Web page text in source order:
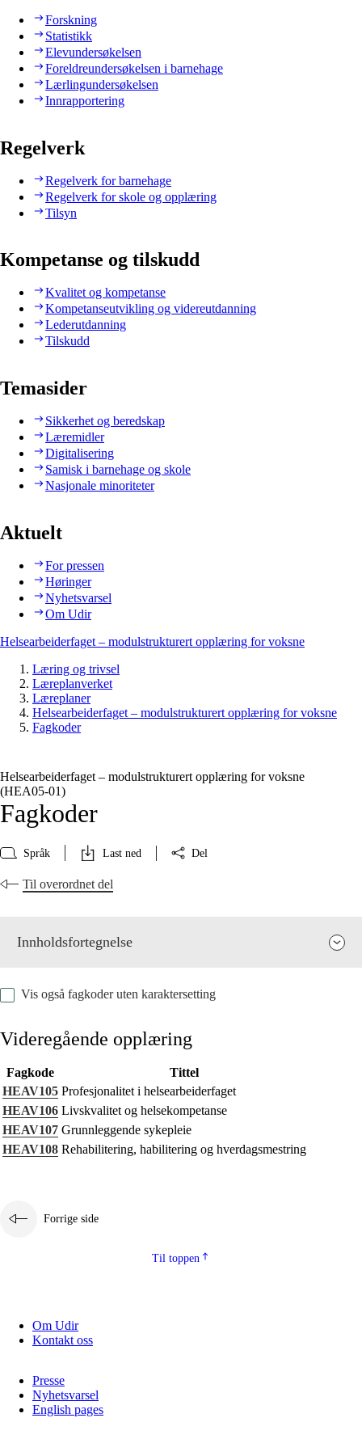
Forskning
Statistikk
Elevundersøkelsen
Foreldreundersøkelsen i barnehage
Lærlingundersøkelsen
Innrapportering
Regelverk
Regelverk for barnehage
Regelverk for skole og opplæring
Tilsyn
Kompetanse og tilskudd
Kvalitet og kompetanse
Kompetanseutvikling og videreutdanning
Lederutdanning
Tilskudd
Temasider
Sikkerhet og beredskap
Læremidler
Digitalisering
Samisk i barnehage og skole
Nasjonale minoriteter
Aktuelt
For pressen
Høringer
Nyhetsvarsel
Om Udir
Helsearbeiderfaget – modulstrukturert opplæring for voksne
Læring og trivsel
Læreplanverket
Læreplaner
Helsearbeiderfaget – modulstrukturert opplæring for voksne
Fagkoder
Helsearbeiderfaget – modulstrukturert opplæring for voksne
(HEA05‑01)
Fagkoder
Språk Last ned Del
Til overordnet del
Innholdsfortegnelse
Fagets relevans og sentrale verdier
Kjerneelementer
Tverrfaglige temaer
Vis også fagkoder uten karaktersetting
Videregående opplæring
Fagkode
Tittel
HEAV105 Profesjonalitet i helsearbeiderfaget
HEAV106 Livskvalitet og helsekompetanse
HEAV107 Grunnleggende sykepleie
HEAV108 Rehabilitering, habilitering og hverdagsmestring
Forrige side
Til toppen
Om Udir
Kontakt oss
Presse
Nyhetsvarsel
English pages